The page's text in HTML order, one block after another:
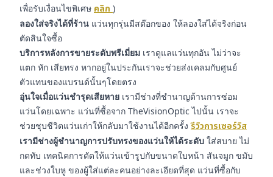
เพื่อรับเงื่อนไขพิเศษ คลิก )
ลองใส่จริงได้ที่ร้าน แว่นทุกรุ่นมีสต๊อกของ ให้ลองใส่ได้จริงก่อน
ตัดสินใจซื้อ
บริการหลังการขายระดับพรีเมี่ยม เราดูแลแว่นทุกอัน ไม่ว่าจะ
แตก หัก เสียทรง หากอยู่ในประกันเราจะช่วยส่งเคลมกับศูนย์
ตัวแทนของแบรนด์นั้นๆโดยตรง
อุ่นใจเมื่อแว่นชำรุดเสียหาย เรามีช่างที่ชำนาญด้านการซ่อม
แว่นโดยเฉพาะ แว่นที่ซื้อจาก TheVisionOptic ไปนั้น เราจะ
ช่วยชุบชีวิตแว่นเก่าให้กลับมาใช้งานได้อีกครั้งรีวิวการเซอร์วิส
เรามีช่างผู้ชำนาญการปรับทรงของแว่นให้ได้ระดับ ใส่สบาย ไม่
กดทับ เทคนิคการดัดให้แว่นเข้ารูปกับขนาดใบหน้า สันจมูก ขมับ
และช่วงใบหู ของผู้ใส่แต่ละคนอย่างละเอียดที่สุด แว่นที่ซื้อกับ